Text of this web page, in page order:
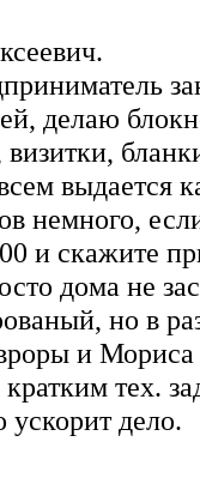
делаю
выдается
немного,
и скажите
дома не
но в
и Мориса
тех.
ускорит дело.